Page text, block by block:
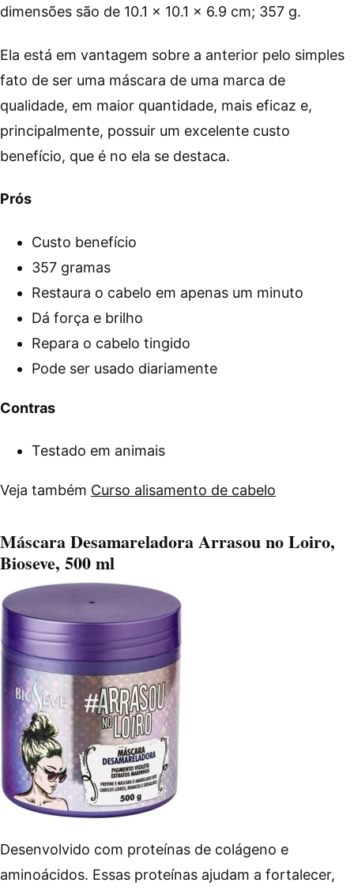
dimensões são de ‎10.1 x 10.1 x 6.9 cm; 357 g.
Ela está em vantagem sobre a anterior pelo simples
fato de ser uma máscara de uma marca de
qualidade, em maior quantidade, mais eficaz e,
principalmente, possuir um excelente custo
benefício, que é no ela se destaca.
Prós
Custo benefício
357 gramas
Restaura o cabelo em apenas um minuto
Dá força e brilho
Repara o cabelo tingido
Pode ser usado diariamente
Contras
Testado em animais
Veja também Curso alisamento de cabelo
Máscara Desamareladora Arrasou no Loiro,
Bioseve, 500 ml
Desenvolvido com proteínas de colágeno e
aminoácidos. Essas proteínas ajudam a fortalecer,